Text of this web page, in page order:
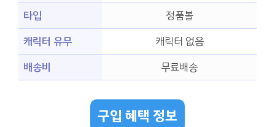
타입
정품볼
캐릭터 유무
캐릭터 없음
배송비
무료배송
구입 혜택 정보